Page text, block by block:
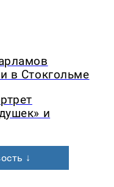
в Стокгольме
и
↓